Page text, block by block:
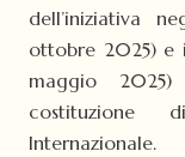
dell’iniziativa
ottobre 2025) e
maggio
costituzione
Internazionale.